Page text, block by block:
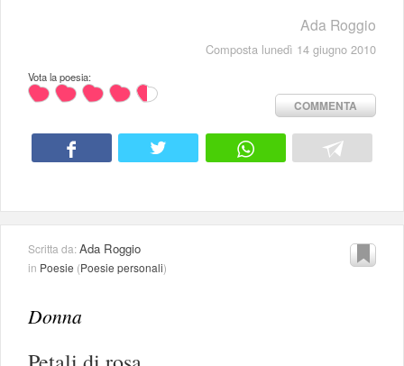
Ada Roggio
Composta lunedì 14 giugno 2010
Vota la poesia:
COMMENTA
Scritta da:Ada Roggio
in Poesie (Poesie personali)
Donna